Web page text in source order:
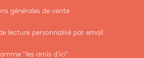
générales de vente
lecture personnalisé par email
"les amis d'ici"